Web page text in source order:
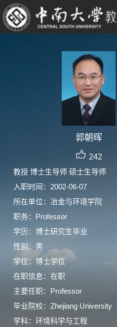
郭朝晖
242
教授 博士生导师 硕士生导师
入职时间：2002-06-07
所在单位：冶金与环境学院
职务：Professor
学历：博士研究生毕业
性别：男
学位：博士学位
在职信息：在职
主要任职：Professor
毕业院校：Zhejiang University
学科：环境科学与工程